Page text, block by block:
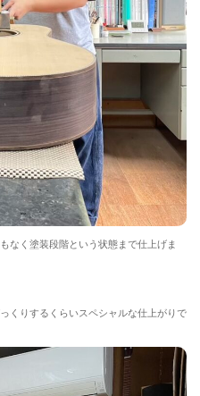
なく塗装段階という状態まで仕上げま
くりするくらいスペシャルな仕上がりで